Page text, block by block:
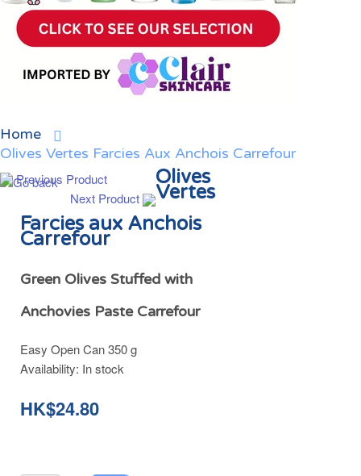
Home
Olives Vertes Farcies Aux Anchois Carrefour
Previous Product
Next Product
Olives
Vertes
Farcies aux Anchois
Carrefour
Green Olives Stuffed with
Anchovies Paste Carrefour
Easy Open Can 350 g
Availability: In stock
HK$24.80